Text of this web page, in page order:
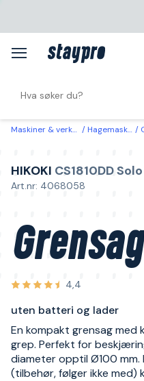
Maskiner & verktøy Hagemaskiner
HIKOKI CS1810DD Solo
Art.nr: 4068058
Grensag
4,4
uten batteri og lader
En kompakt grensag
grep. Perfekt for
diameter opptil Ø100 mm.
(tilbehør, følger ikke med)